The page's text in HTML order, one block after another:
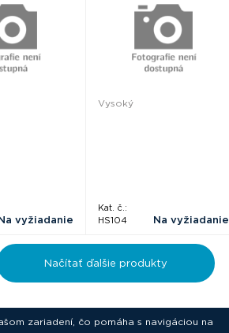
vyžiadanie
Vysoký
Kat. č.:
HS104
Na vyžiadanie
Načítať ďalšie produkty
zariadení, čo pomáha s navigáciou na